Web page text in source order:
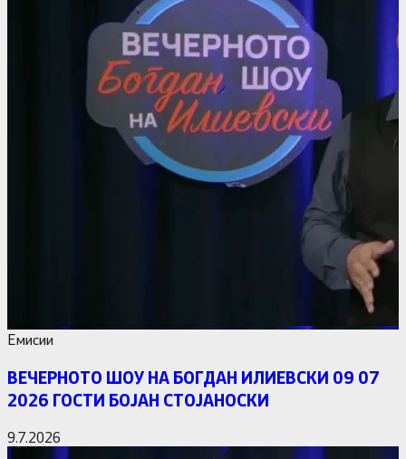
Емисии
ВЕЧЕРНОТО ШОУ НА БОГДАН ИЛИЕВСКИ 09 07
2026 ГОСТИ БОЈАН СТОЈАНОСКИ
9.7.2026